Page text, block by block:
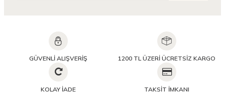
GÜVENLİ ALIŞVERİŞ 1200 TL ÜZERİ ÜCRETSİZ KARGO
KOLAY İADE TAKSİT İMKANI